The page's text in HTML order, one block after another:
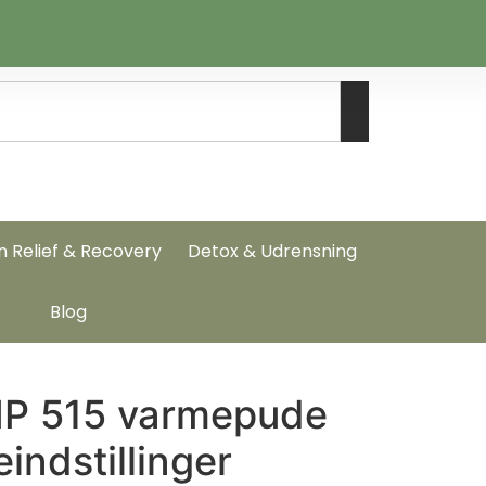
Relief & Recovery Detox & Udrensning
Blog
515 varmepude